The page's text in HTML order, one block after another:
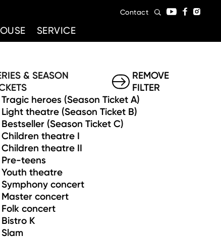
SERVICE
Contact
& SEASON
Tragic heroes (Season Ticket A)
Light theatre (Season Ticket B)
Bestseller (Season Ticket C)
Children theatre I
Children theatre II
Pre-teens
Youth theatre
Symphony concert
Master concert
Folk concert
Bistro K
Slam
REMOVE
FILTER